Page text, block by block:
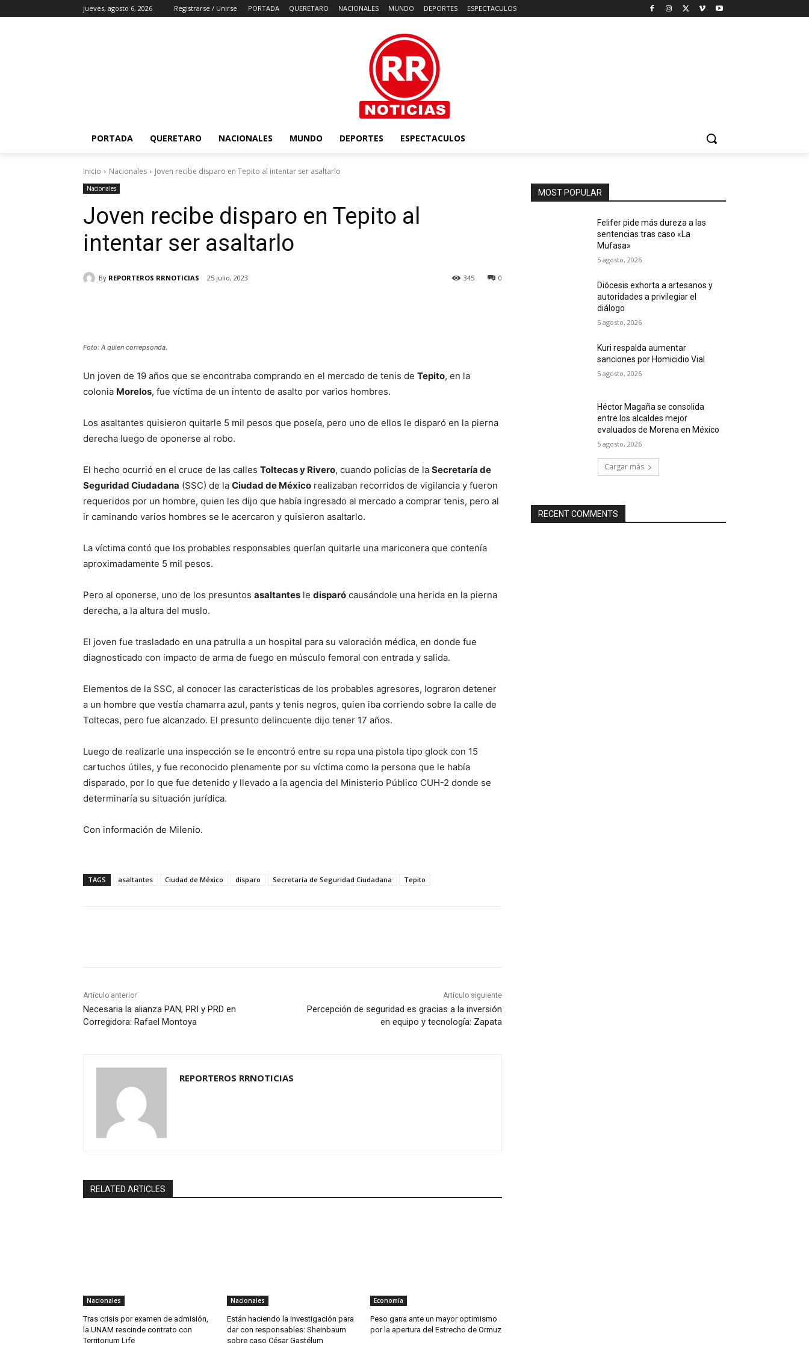
jueves, agosto 6, 2026 Registrarse / Unirse PORTADA QUERETARO NACIONALES MUNDO DEPORTES ESPECTACULOS
PORTADA QUERETARO NACIONALES MUNDO DEPORTES ESPECTACULOS
Inicio Nacionales Joven recibe disparo en Tepito al intentar ser asaltarlo
Nacionales
Joven recibe disparo en Tepito al
intentar ser asaltarlo
By REPORTEROS RRNOTICIAS 25 julio, 2023 0
345
Foto: A quien correpsonda.
Un joven de 19 años que se encontraba comprando en el mercado de tenis de Tepito, en la
colonia Morelos, fue víctima de un intento de asalto por varios hombres.
Los asaltantes quisieron quitarle 5 mil pesos que poseía, pero uno de ellos le disparó en la pierna
derecha luego de oponerse al robo.
El hecho ocurrió en el cruce de las calles Toltecas y Rivero, cuando policías de la Secretaría de
Seguridad Ciudadana (SSC) de la Ciudad de México realizaban recorridos de vigilancia y fueron
requeridos por un hombre, quien les dijo que había ingresado al mercado a comprar tenis, pero al
ir caminando varios hombres se le acercaron y quisieron asaltarlo.
La víctima contó que los probables responsables querían quitarle una mariconera que contenía
aproximadamente 5 mil pesos.
Pero al oponerse, uno de los presuntos asaltantes le disparó causándole una herida en la pierna
derecha, a la altura del muslo.
El joven fue trasladado en una patrulla a un hospital para su valoración médica, en donde fue
diagnosticado con impacto de arma de fuego en músculo femoral con entrada y salida.
Elementos de la SSC, al conocer las características de los probables agresores, lograron detener
a un hombre que vestía chamarra azul, pants y tenis negros, quien iba corriendo sobre la calle de
Toltecas, pero fue alcanzado. El presunto delincuente dijo tener 17 años.
Luego de realizarle una inspección se le encontró entre su ropa una pistola tipo glock con 15
cartuchos útiles, y fue reconocido plenamente por su víctima como la persona que le había
disparado, por lo que fue detenido y llevado a la agencia del Ministerio Público CUH-2 donde se
determinaría su situación jurídica.
Con información de Milenio.
TAGS asaltantes Ciudad de México disparo Secretaría de Seguridad Ciudadana Tepito
Artículo anterior
Necesaria la alianza PAN, PRI y PRD en
Corregidora: Rafael Montoya
Artículo siguiente
Percepción de seguridad es gracias a la inversión
en equipo y tecnología: Zapata
REPORTEROS RRNOTICIAS
RELATED ARTICLES
Nacionales
Tras crisis por examen de admisión,
la UNAM rescinde contrato con
Territorium Life
Nacionales
Están haciendo la investigación para
dar con responsables: Sheinbaum
sobre caso César Gastélum
Economía
Peso gana ante un mayor optimismo
por la apertura del Estrecho de Ormuz
MOST POPULAR
Felifer pide más dureza a las
sentencias tras caso «La
Mufasa»
5 agosto, 2026
Diócesis exhorta a artesanos y
autoridades a privilegiar el
diálogo
5 agosto, 2026
Kuri respalda aumentar
sanciones por Homicidio Vial
5 agosto, 2026
Héctor Magaña se consolida
entre los alcaldes mejor
evaluados de Morena en México
5 agosto, 2026
Cargar más
RECENT COMMENTS